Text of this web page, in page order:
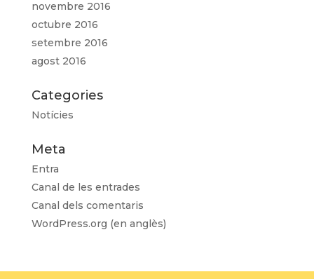
novembre 2016
octubre 2016
setembre 2016
agost 2016
Categories
Notícies
Meta
Entra
Canal de les entrades
Canal dels comentaris
WordPress.org (en anglès)